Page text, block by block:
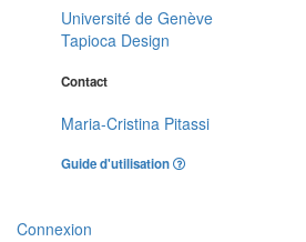
Université de Genève
Tapioca Design
Contact
Maria-Cristina Pitassi
Guide d'utilisation
Connexion